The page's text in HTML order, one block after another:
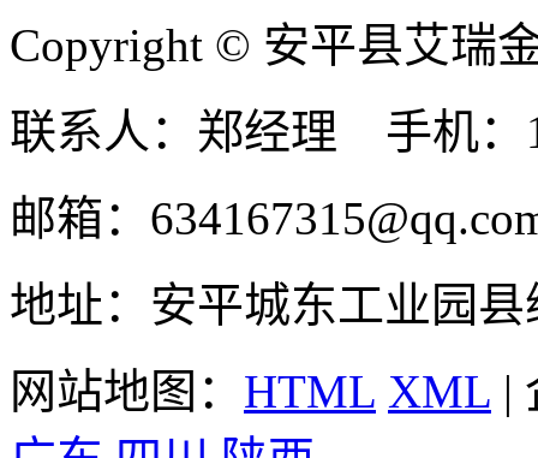
Copyright © 安平县艾瑞
联系人：郑经理 手机：
邮箱：
地址：安平城东工业园县
网站地图： HTML XML |